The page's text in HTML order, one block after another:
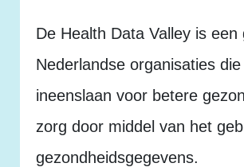
De Health Data Valley is een
Nederlandse organisaties
ineenslaan voor betere
zorg door middel van het
gezondheidsgegevens.